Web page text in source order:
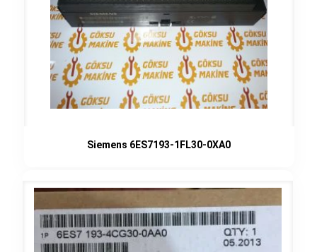
Siemens 6ES7193-1FL30-0XA0